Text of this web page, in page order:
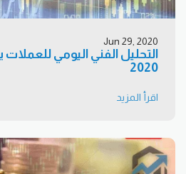
Jun 29, 2020
2020
اقرأ المزيد